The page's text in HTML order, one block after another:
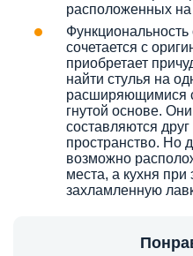
расположенных
сочетается с
приобретает
найти стулья на
расширяющимися
гнутой основе.
составляются
пространство. Но
возможно
места, а кухня при
захламленную